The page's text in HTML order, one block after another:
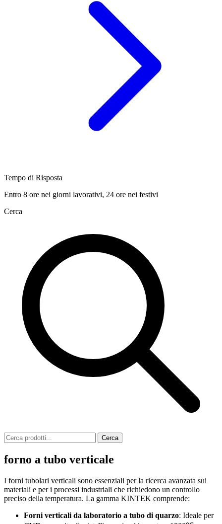
Tempo di Risposta
Entro 8 ore nei giorni lavorativi, 24 ore nei festivi
Cerca
Cerca
forno a tubo verticale
I forni tubolari verticali sono essenziali per la ricerca avanzata sui
materiali e per i processi industriali che richiedono un controllo
preciso della temperatura. La gamma KINTEK comprende:
Forni verticali da laboratorio a tubo di quarzo: Ideale per